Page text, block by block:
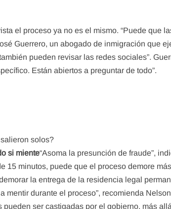
el proceso ya no es el mismo. “Puede que
Guerrero, un abogado de inmigración que
pueden revisar las redes sociales”.
Están abiertos a preguntar de todo”.
solos?
si miente“Asoma la presunción de fraude”,
15 minutos, puede que el proceso demore
la entrega de la residencia legal
mentir durante el proceso”, recomienda
pueden ser castigadas por el gobierno, más